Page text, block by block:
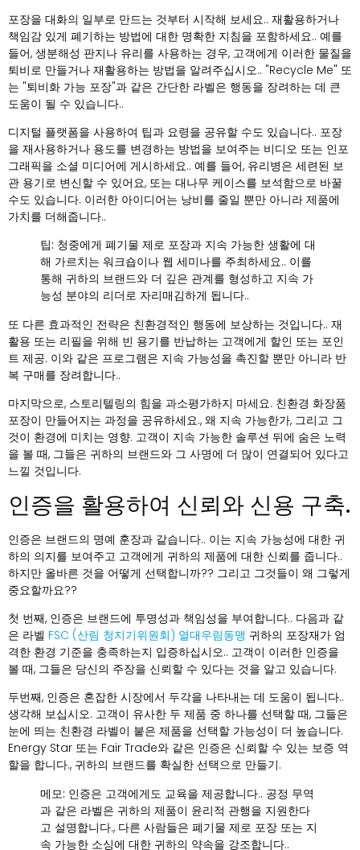
포장을 대화의 일부로 만드는 것부터 시작해 보세요.. 재활용하거나
책임감 있게 폐기하는 방법에 대한 명확한 지침을 포함하세요.. 예를
들어, 생분해성 판지나 유리를 사용하는 경우, 고객에게 이러한 물질을
퇴비로 만들거나 재활용하는 방법을 알려주십시오.. "Recycle Me" 또
는 "퇴비화 가능 포장"과 같은 간단한 라벨은 행동을 장려하는 데 큰
도움이 될 수 있습니다..
디지털 플랫폼을 사용하여 팁과 요령을 공유할 수도 있습니다.. 포장
을 재사용하거나 용도를 변경하는 방법을 보여주는 비디오 또는 인포
그래픽을 소셜 미디어에 게시하세요.. 예를 들어, 유리병은 세련된 보
관 용기로 변신할 수 있어요, 또는 대나무 케이스를 보석함으로 바꿀
수도 있습니다. 이러한 아이디어는 낭비를 줄일 뿐만 아니라 제품에
가치를 더해줍니다..
팁: 청중에게 폐기물 제로 포장과 지속 가능한 생활에 대
해 가르치는 워크숍이나 웹 세미나를 주최하세요.. 이를
통해 귀하의 브랜드와 더 깊은 관계를 형성하고 지속 가
능성 분야의 리더로 자리매김하게 됩니다..
또 다른 효과적인 전략은 친환경적인 행동에 보상하는 것입니다.. 재
활용 또는 리필을 위해 빈 용기를 반납하는 고객에게 할인 또는 포인
트 제공. 이와 같은 프로그램은 지속 가능성을 촉진할 뿐만 아니라 반
복 구매를 장려합니다..
마지막으로, 스토리텔링의 힘을 과소평가하지 마세요. 친환경 화장품
포장이 만들어지는 과정을 공유하세요., 왜 지속 가능한가, 그리고 그
것이 환경에 미치는 영향. 고객이 지속 가능한 솔루션 뒤에 숨은 노력
을 볼 때, 그들은 귀하의 브랜드와 그 사명에 더 많이 연결되어 있다고
느낄 것입니다.
인증을 활용하여 신뢰와 신용 구축.
인증은 브랜드의 명예 훈장과 같습니다.. 이는 지속 가능성에 대한 귀
하의 의지를 보여주고 고객에게 귀하의 제품에 대한 신뢰를 줍니다..
하지만 올바른 것을 어떻게 선택합니까?? 그리고 그것들이 왜 그렇게
중요할까요??
첫 번째, 인증은 브랜드에 투명성과 책임성을 부여합니다.. 다음과 같
은 라벨 FSC (산림 청지기위원회) 열대우림동맹 귀하의 포장재가 엄
격한 환경 기준을 충족하는지 입증하십시오.. 고객이 이러한 인증을
볼 때, 그들은 당신의 주장을 신뢰할 수 있다는 것을 알고 있습니다.
두번째, 인증은 혼잡한 시장에서 두각을 나타내는 데 도움이 됩니다..
생각해 보십시오. 고객이 유사한 두 제품 중 하나를 선택할 때, 그들은
눈에 띄는 친환경 라벨이 붙은 제품을 선택할 가능성이 더 높습니다.
Energy Star 또는 Fair Trade와 같은 인증은 신뢰할 수 있는 보증 역
할을 합니다., 귀하의 브랜드를 확실한 선택으로 만들기.
메모: 인증은 고객에게도 교육을 제공합니다.. 공정 무역
과 같은 라벨은 귀하의 제품이 윤리적 관행을 지원한다
고 설명합니다., 다른 사람들은 폐기물 제로 포장 또는 지
속 가능한 소싱에 대한 귀하의 약속을 강조합니다..